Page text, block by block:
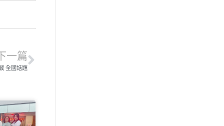
一篇
全國話題